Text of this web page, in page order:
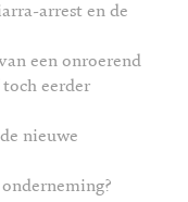
arrest en de
een onroerend
eerder
nieuwe